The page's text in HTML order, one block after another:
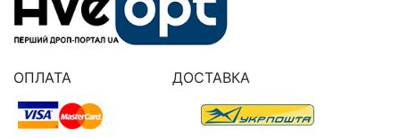
ОПЛАТА ДОСТАВКА